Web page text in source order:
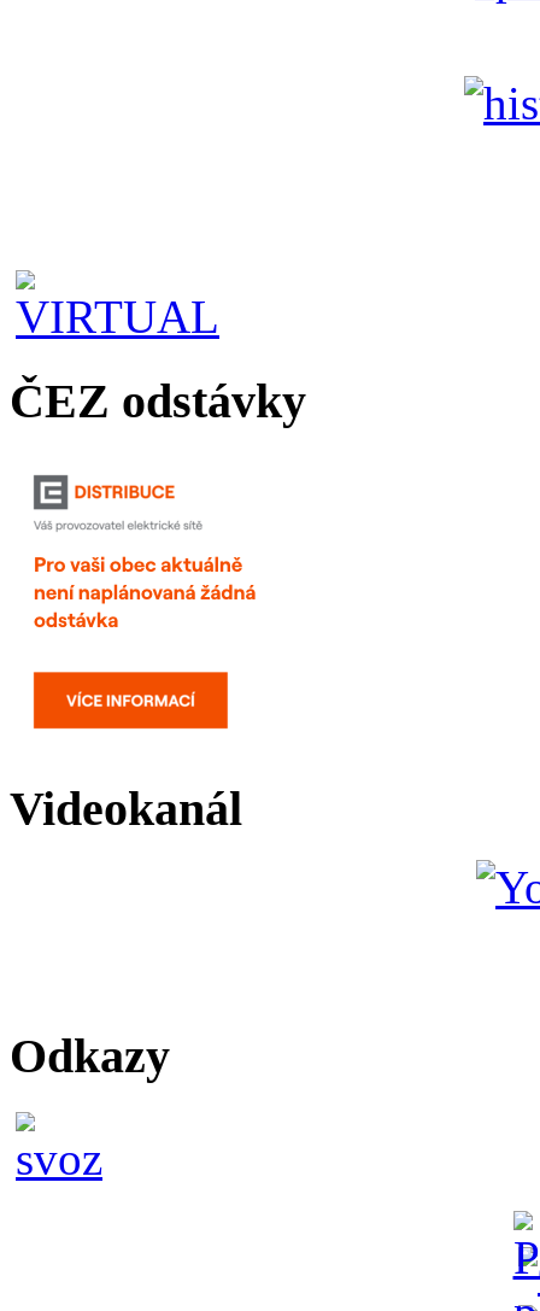
ČEZ odstávky
Videokanál
Odkazy